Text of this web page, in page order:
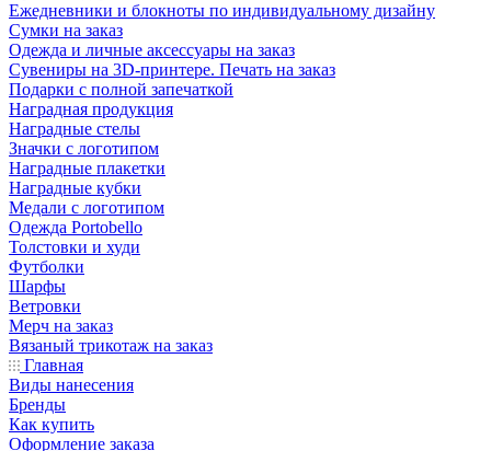
Ежедневники и блокноты по индивидуальному дизайну
Сумки на заказ
Одежда и личные аксессуары на заказ
Сувениры на 3D-принтере. Печать на заказ
Подарки с полной запечаткой
Наградная продукция
Наградные стелы
Значки с логотипом
Наградные плакетки
Наградные кубки
Медали с логотипом
Одежда Portobello
Толстовки и худи
Футболки
Шарфы
Ветровки
Мерч на заказ
Вязаный трикотаж на заказ
Главная
Виды нанесения
Бренды
Как купить
Оформление заказа